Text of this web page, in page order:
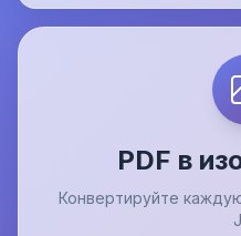
PDF в
Конвертируйте